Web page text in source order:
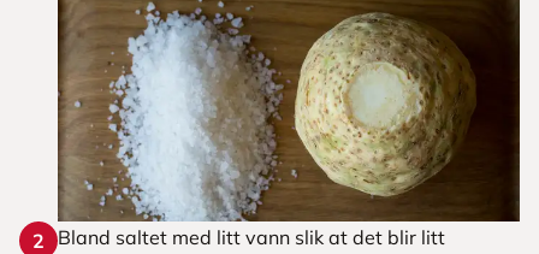
2
Bland saltet med litt vann slik at det blir litt